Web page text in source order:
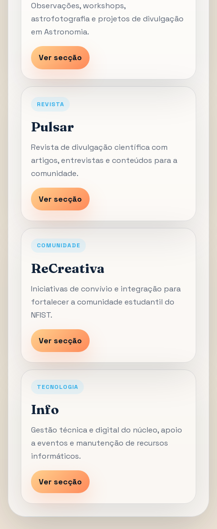
Observações, workshops,
astrofotografia e projetos de divulgação
em Astronomia.
Ver secção
REVISTA
Pulsar
Revista de divulgação científica com
artigos, entrevistas e conteúdos para a
comunidade.
Ver secção
COMUNIDADE
ReCreativa
Iniciativas de convívio e integração para
fortalecer a comunidade estudantil do
NFIST.
Ver secção
TECNOLOGIA
Info
Gestão técnica e digital do núcleo, apoio
a eventos e manutenção de recursos
informáticos.
Ver secção